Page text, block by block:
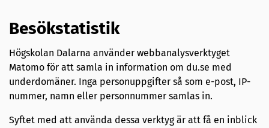
Besökstatistik
Högskolan Dalarna använder webbanalysverktyget
Matomo för att samla in information om du.se med
underdomäner. Inga personuppgifter så som e-post, IP-
nummer, namn eller personnummer samlas in.
Syftet med att använda dessa verktyg är att få en inblick